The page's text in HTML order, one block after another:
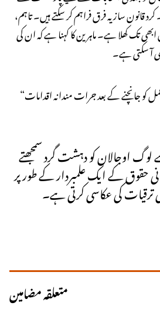
قانون ساز یہ فرق فراہم کر سکتے ہیں۔ تاہم،
تک کھلا ہے۔ ماہرین کا کہنا ہے کہ ان کی
آ سکتی ہے۔
“حکومت ممکنہ طور پر عوامی ردعمل کو جانچنے کے بعد جرات مندانہ اقدامات
اوجالان کو دہشت گرد سمجھتے
حقوق کے ایک علمبردار کے طور پر
ترقیات کی عکاسی کرتی ہے۔
متعلقہ مضامین